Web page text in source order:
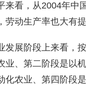
来看，从2004年中
劳动生产率也大有提
发展阶段上来看，
业、第二阶段是以
化农业、第四阶段